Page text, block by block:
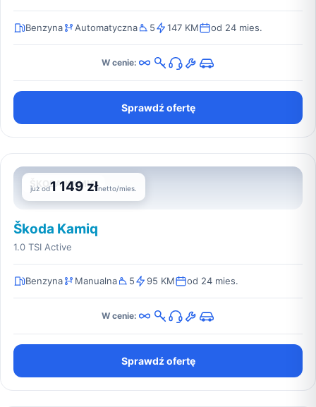
Benzyna Automatyczna 5 147 KM od 24 mies.
W cenie:
Sprawdź ofertę
ŠKODA KAMIQ
już od1 149 złnetto/mies.
Škoda Kamiq
1.0 TSI Active
Benzyna Manualna 5 95 KM od 24 mies.
W cenie:
Sprawdź ofertę